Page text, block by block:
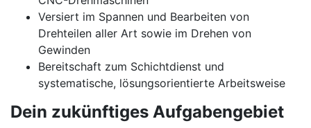
Versiert im Spannen und Bearbeiten von
Drehteilen aller Art sowie im Drehen von
Gewinden
Bereitschaft zum Schichtdienst und
systematische, lösungsorientierte Arbeitsweise
Dein zukünftiges Aufgabengebiet